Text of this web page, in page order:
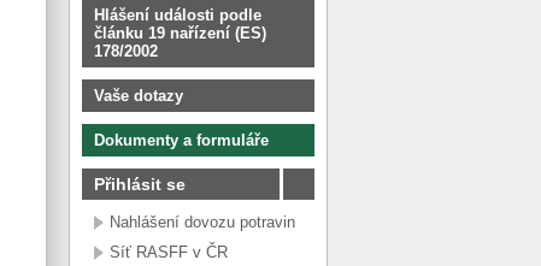
Hlášení události podle
článku 19 nařízení (ES)
178/2002
Vaše dotazy
Dokumenty a formuláře
Přihlásit se
Nahlášení dovozu potravin
Síť RASFF v ČR